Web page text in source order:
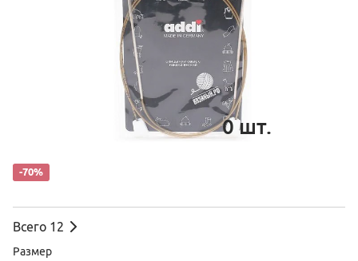
0 шт.
-70%
Всего 12
Размер